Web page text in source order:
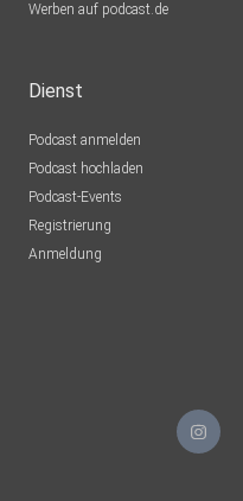
Werben auf podcast.de
Dienst
Podcast anmelden
Podcast hochladen
Podcast-Events
Registrierung
Anmeldung